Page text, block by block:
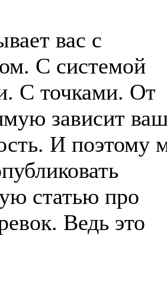
вас с
С системой
С точками. От
зависит
И поэтому
статью про
Ведь это